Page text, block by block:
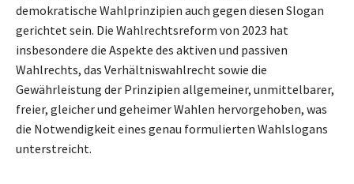
demokratische Wahlprinzipien auch gegen diesen Slogan
gerichtet sein. Die Wahlrechtsreform von 2023 hat
insbesondere die Aspekte des aktiven und passiven
Wahlrechts, das Verhältniswahlrecht sowie die
Gewährleistung der Prinzipien allgemeiner, unmittelbarer,
freier, gleicher und geheimer Wahlen hervorgehoben, was
die Notwendigkeit eines genau formulierten Wahlslogans
unterstreicht.